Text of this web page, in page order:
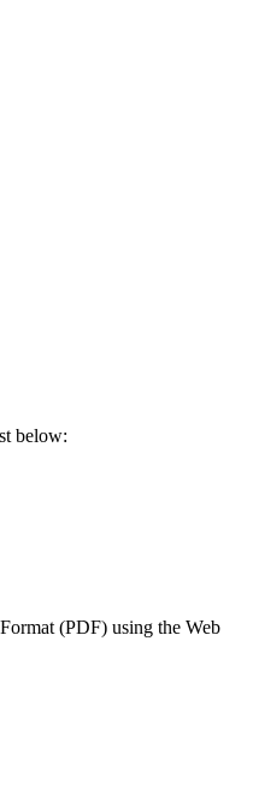
below:
(PDF) using the Web